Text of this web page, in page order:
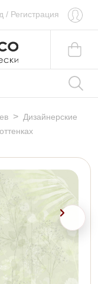
/ Регистрация
> Дизайнерские